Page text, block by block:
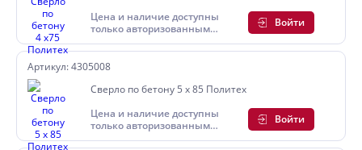
Цена и наличие доступны
только авторизованным
пользователям
Войти
Артикул: 4305008
Сверло по бетону 5 х 85 Политех
Цена и наличие доступны
только авторизованным
пользователям
Войти